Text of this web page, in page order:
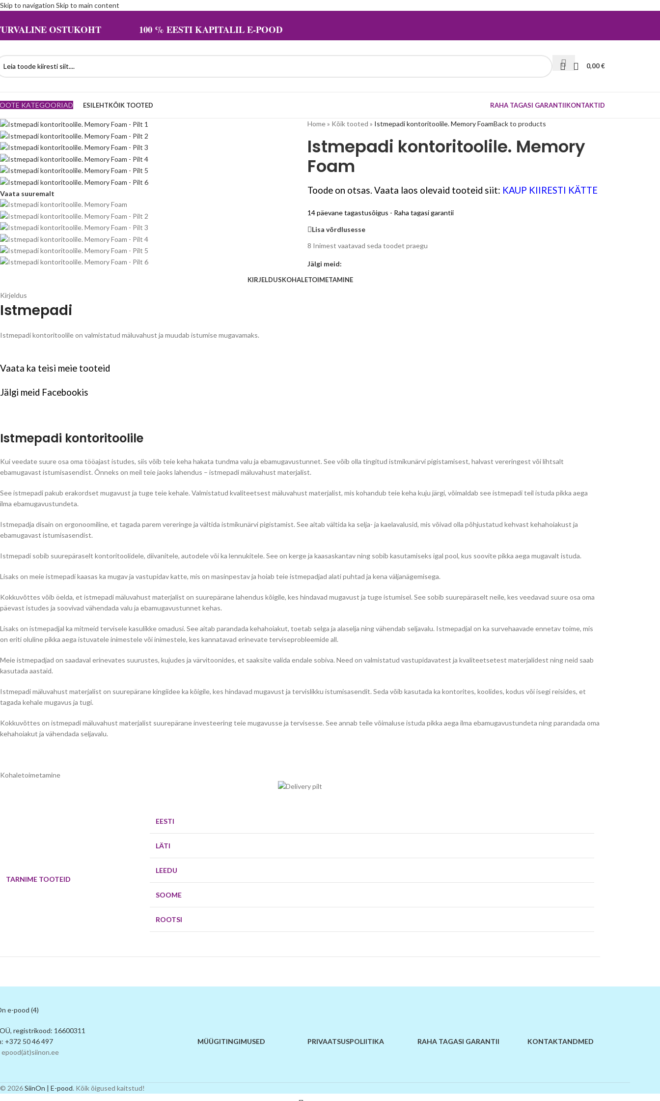
Skip to navigation Skip to main content
OSTUKOHT 100 % EESTI KAPITALIL E-POOD
0,00€
KATEGOORIAD ESILEHTKÕIK TOOTED RAHA TAGASI GARANTIIKONTAKTID
Vaata suuremalt
Home» Kõik tooted » Istmepadi kontoritoolile. Memory FoamBack to products
Istmepadi kontoritoolile. Memory
Foam
Toode on otsas. Vaata laos olevaid tooteid siit: KAUP KIIRESTI KÄTTE
14 päevane tagastusõigus - Raha tagasi garantii
Lisa võrdlusesse
8 Inimest vaatavad seda toodet praegu
Jälgi meid:
KIRJELDUSKOHALETOIMETAMINE
Kirjeldus
Istmepadi
Istmepadi kontoritoolile on valmistatud mäluvahust ja muudab istumise mugavamaks.
Vaata ka teisi meie tooteid
Jälgi meid Facebookis
Istmepadi kontoritoolile
Kui veedate suure osa oma tööajast istudes, siis võib teie keha hakata tundma valu ja ebamugavustunnet. See võib olla tingitud istmikunärvi pigistamisest, halvast vereringest või lihtsalt
ebamugavast istumisasendist. Õnneks on meil teie jaoks lahendus – istmepadi mäluvahust materjalist.
See istmepadi pakub erakordset mugavust ja tuge teie kehale. Valmistatud kvaliteetsest mäluvahust materjalist, mis kohandub teie keha kuju järgi, võimaldab see istmepadi teil istuda pikka aega
ilma ebamugavustundeta.
Istmepadja disain on ergonoomiline, et tagada parem vereringe ja vältida istmikunärvi pigistamist. See aitab vältida ka selja- ja kaelavalusid, mis võivad olla põhjustatud kehvast kehahoiakust ja
ebamugavast istumisasendist.
Istmepadi sobib suurepäraselt kontoritoolidele, diivanitele, autodele või ka lennukitele. See on kerge ja kaasaskantav ning sobib kasutamiseks igal pool, kus soovite pikka aega mugavalt istuda.
Lisaks on meie istmepadi kaasas ka mugav ja vastupidav katte, mis on masinpestav ja hoiab teie istmepadjad alati puhtad ja kena väljanägemisega.
Kokkuvõttes võib öelda, et istmepadi mäluvahust materjalist on suurepärane lahendus kõigile, kes hindavad mugavust ja tuge istumisel. See sobib suurepäraselt neile, kes veedavad suure osa oma
päevast istudes ja soovivad vähendada valu ja ebamugavustunnet kehas.
Lisaks on istmepadjal ka mitmeid tervisele kasulikke omadusi. See aitab parandada kehahoiakut, toetab selga ja alaselja ning vähendab seljavalu. Istmepadjal on ka survehaavade ennetav toime, mis
on eriti oluline pikka aega istuvatele inimestele või inimestele, kes kannatavad erinevate terviseprobleemide all.
Meie istmepadjad on saadaval erinevates suurustes, kujudes ja värvitoonides, et saaksite valida endale sobiva. Need on valmistatud vastupidavatest ja kvaliteetsetest materjalidest ning neid saab
kasutada aastaid.
Istmepadi mäluvahust materjalist on suurepärane kingiidee ka kõigile, kes hindavad mugavust ja tervislikku istumisasendit. Seda võib kasutada ka kontorites, koolides, kodus või isegi reisides, et
tagada kehale mugavus ja tugi.
Kokkuvõttes on istmepadi mäluvahust materjalist suurepärane investeering teie mugavusse ja tervisesse. See annab teile võimaluse istuda pikka aega ilma ebamugavustundeta ning parandada oma
kehahoiakut ja vähendada seljavalu.
Kohaletoimetamine
TARNIME TOOTEID
EESTI
LÄTI
LEEDU
SOOME
ROOTSI
registrikood: 16600311
+372 50 46 497
MÜÜGITINGIMUSED PRIVAATSUSPOLIITIKA RAHA TAGASI GARANTII KONTAKTANDMED
© 2026SiinOn | E-pood. Kõik õigused kaitstud!